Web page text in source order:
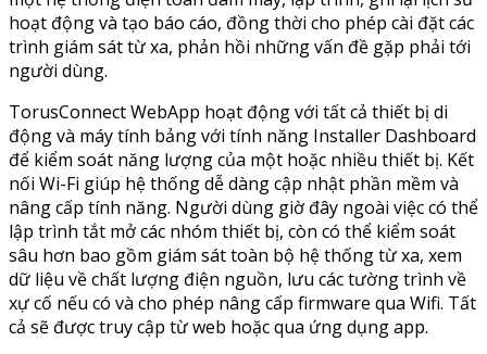
hoạt động và tạo báo cáo, đồng thời cho phép cài đặt các
trình giám sát từ xa, phản hồi những vấn đề gặp phải tới
người dùng.
TorusConnect WebApp hoạt động với tất cả thiết bị di
động và máy tính bảng với tính năng Installer Dashboard
để kiểm soát năng lượng của một hoặc nhiều thiết bị. Kết
nối Wi-Fi giúp hệ thống dễ dàng cập nhật phần mềm và
nâng cấp tính năng. Người dùng giờ đây ngoài việc có thể
lập trình tắt mở các nhóm thiết bị, còn có thể kiểm soát
sâu hơn bao gồm giám sát toàn bộ hệ thống từ xa, xem
dữ liệu về chất lượng điện nguồn, lưu các tường trình về
xự cố nếu có và cho phép nâng cấp firmware qua Wifi. Tất
cả sẽ được truy cập từ web hoặc qua ứng dụng app.